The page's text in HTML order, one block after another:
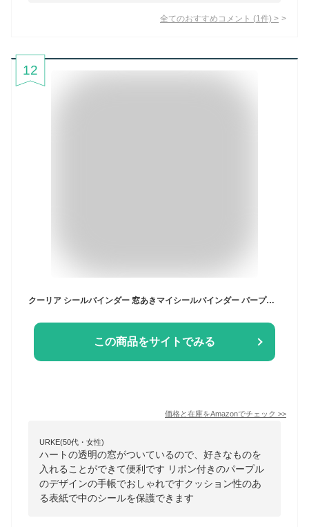
全てのおすすめコメント (1 件) >
12
クーリア シールバインダー 窓あきマイシールバインダー パープル 01010
この商品をサイトでみる
価格と在庫をAmazonでチェック >>
URKE(50代・女性)
ハートの透明の窓がついているので、好きなものを
入れることができて便利です リボン付きのパープル
のデザインの手帳でおしゃれですクッション性のあ
る表紙で中のシールを保護できます